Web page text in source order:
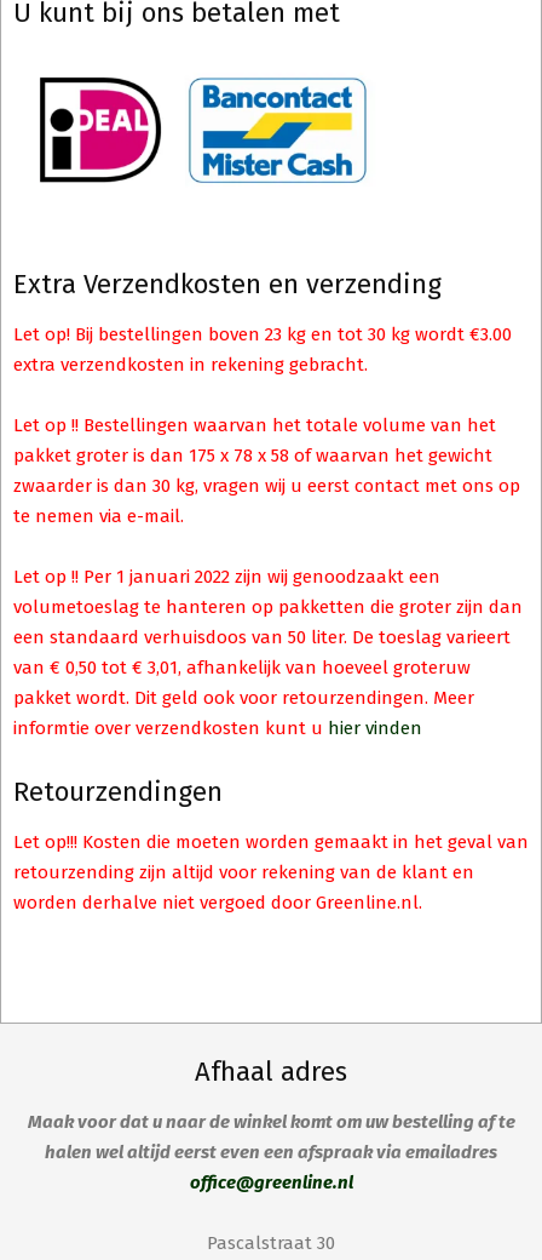
U kunt bij ons betalen met
Extra Verzendkosten en verzending
Let op! Bij bestellingen boven 23 kg en tot 30 kg wordt €3.00
extra verzendkosten in rekening gebracht.
Let op !! Bestellingen waarvan het totale volume van het
pakket groter is dan 175 x 78 x 58 of waarvan het gewicht
zwaarder is dan 30 kg, vragen wij u eerst contact met ons op
te nemen via e-mail.
Let op !! Per 1 januari 2022 zijn wij genoodzaakt een
volumetoeslag te hanteren op pakketten die groter zijn dan
een standaard verhuisdoos van 50 liter. De toeslag varieert
van € 0,50 tot € 3,01, afhankelijk van hoeveel groteruw
pakket wordt. Dit geld ook voor retourzendingen. Meer
informtie over verzendkosten kunt u hier vinden
Retourzendingen
Let op!!! Kosten die moeten worden gemaakt in het geval van
retourzending zijn altijd voor rekening van de klant en
worden derhalve niet vergoed door Greenline.nl.
Afhaal adres
Maak voor dat u naar de winkel komt om uw bestelling af te
halen wel altijd eerst even een afspraak via emailadres
office@greenline.nl
Pascalstraat 30